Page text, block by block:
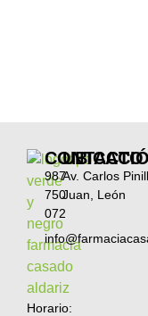
Horario:
CONTACTO
987
750
072
Av. Carlos
Juan, León